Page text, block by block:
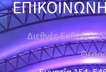
Διεθνές